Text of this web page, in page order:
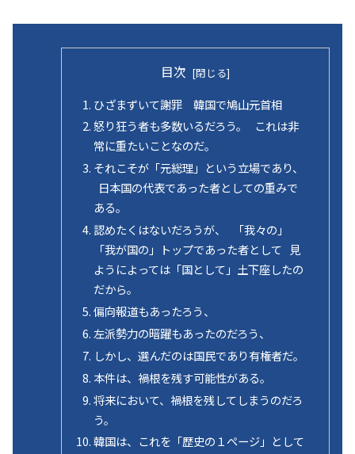
目次
ひざまずいて謝罪 韓国で鳩山元首相
怒り狂う者も多数いるだろう。 これは非
常に重たいことなのだ。
それこそが「元総理」という立場であり、
日本国の代表であった者としての重みで
ある。
認めたくはないだろうが、 「我々の」
「我が国の」トップであった者として 見
ようによっては「国として」土下座したの
だから。
偏向報道もあったろう、
左派勢力の暗躍もあったのだろう、
しかし、選んだのは国民であり有権者だ。
本件は、禍根を残す可能性がある。
将来において、禍根を残してしまうのだろ
う。
韓国は、これを「歴史の１ページ」として